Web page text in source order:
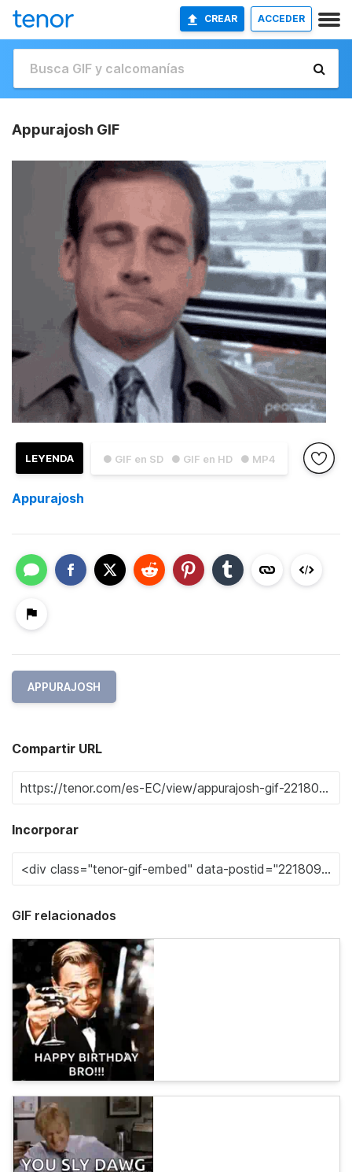
CREAR ACCEDER
Appurajosh GIF
● GIF en SD ● GIF en HD ● MP4
LEYENDA
Appurajosh
APPURAJOSH
Compartir URL
Incorporar
GIF relacionados